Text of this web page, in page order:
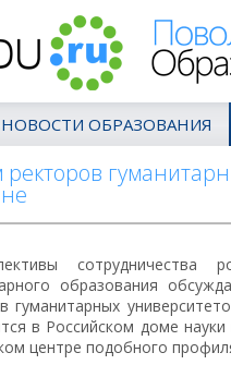
НОВОСТИ ОБРАЗОВАНИЯ
сотрудничества
образования
гуманитарных
в Российском доме
центре подобного